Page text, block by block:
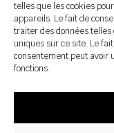
telles que les cookies
appareils. Le fait de
traiter des données telles
uniques sur ce site. Le
consentement peut avoir
fonctions.